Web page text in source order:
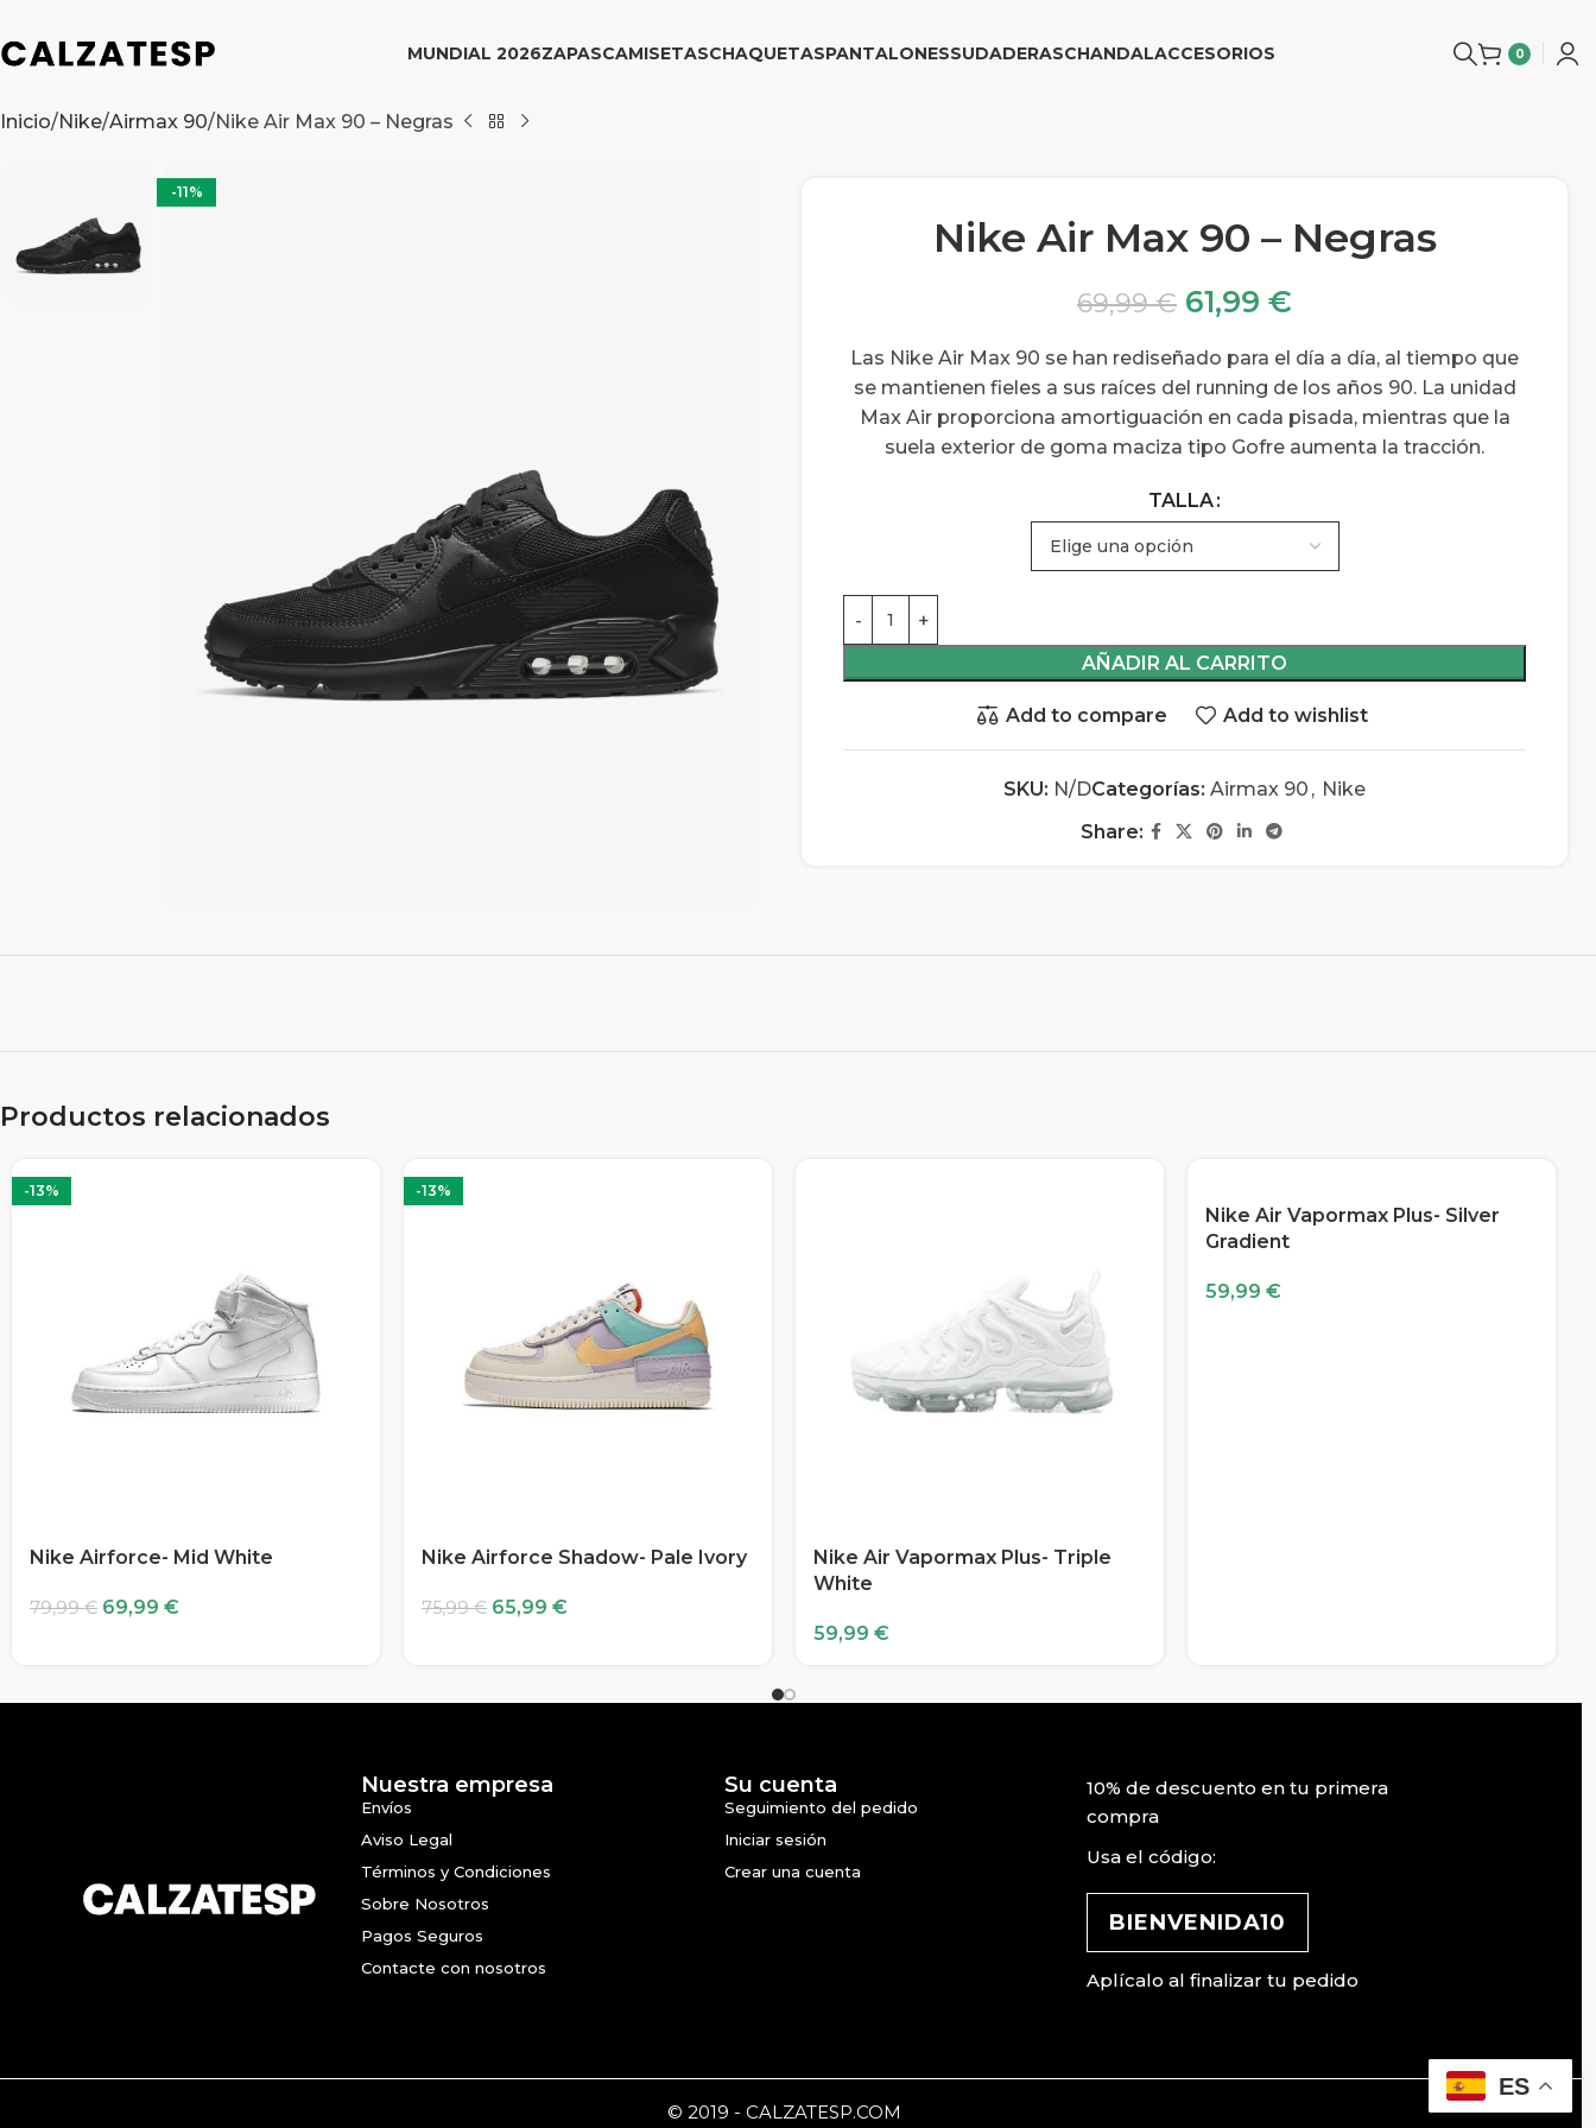
MUNDIAL 2026ZAPASCAMISETASCHAQUETASPANTALONESSUDADERASCHANDALACCESORIOS 0
Inicio Nike Airmax 90 Nike Air Max 90 – Negras
-11%
Nike Air Max 90 – Negras
69,99€ 61,99 €
Las Nike Air Max 90 se han rediseñado para el día a día, al tiempo que
se mantienen fieles a sus raíces del running de los años 90. La unidad
Max Air proporciona amortiguación en cada pisada, mientras que la
suela exterior de goma maciza tipo Gofre aumenta la tracción.
TALLA
AÑADIR AL CARRITO
Add to compare Add to wishlist
SKU: N/DCategorías: Airmax 90 , Nike
Share:
Productos relacionados
-13%
Nike Airforce- Mid White
79,99€ 69,99 €
-13%
Nike Airforce Shadow- Pale Ivory
75,99€ 65,99 €
Nike Air Vapormax Plus- Triple
White
59,99 €
Nike Air Vapormax Plus- Silver
Gradient
59,99 €
Nuestra empresa
Envíos
Aviso Legal
Términos y Condiciones
Sobre Nosotros
Pagos Seguros
Contacte con nosotros
Su cuenta
Seguimiento del pedido
Iniciar sesión
Crear una cuenta
10% de descuento en tu primera
compra
Usa el código:
BIENVENIDA10
Aplícalo al finalizar tu pedido
© 2019 - CALZATESP.COM
ES